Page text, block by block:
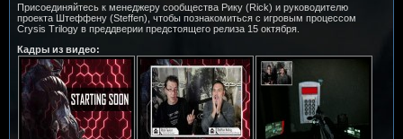
Присоединяйтесь к менеджеру сообщества Рику (Rick) и руководителю
проекта Штеффену (Steffen), чтобы познакомиться с игровым процессом
Crysis Trilogy в преддверии предстоящего релиза 15 октября.
Кадры из видео: